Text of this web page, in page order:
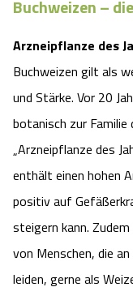
Buchweizen –
Arzneipflanze des
Buchweizen gilt als
und Stärke. Vor 20
botanisch zur
„Arzneipflanze des
enthält einen hohen
positiv auf
steigern kann.
von Menschen, die
leiden, gerne als